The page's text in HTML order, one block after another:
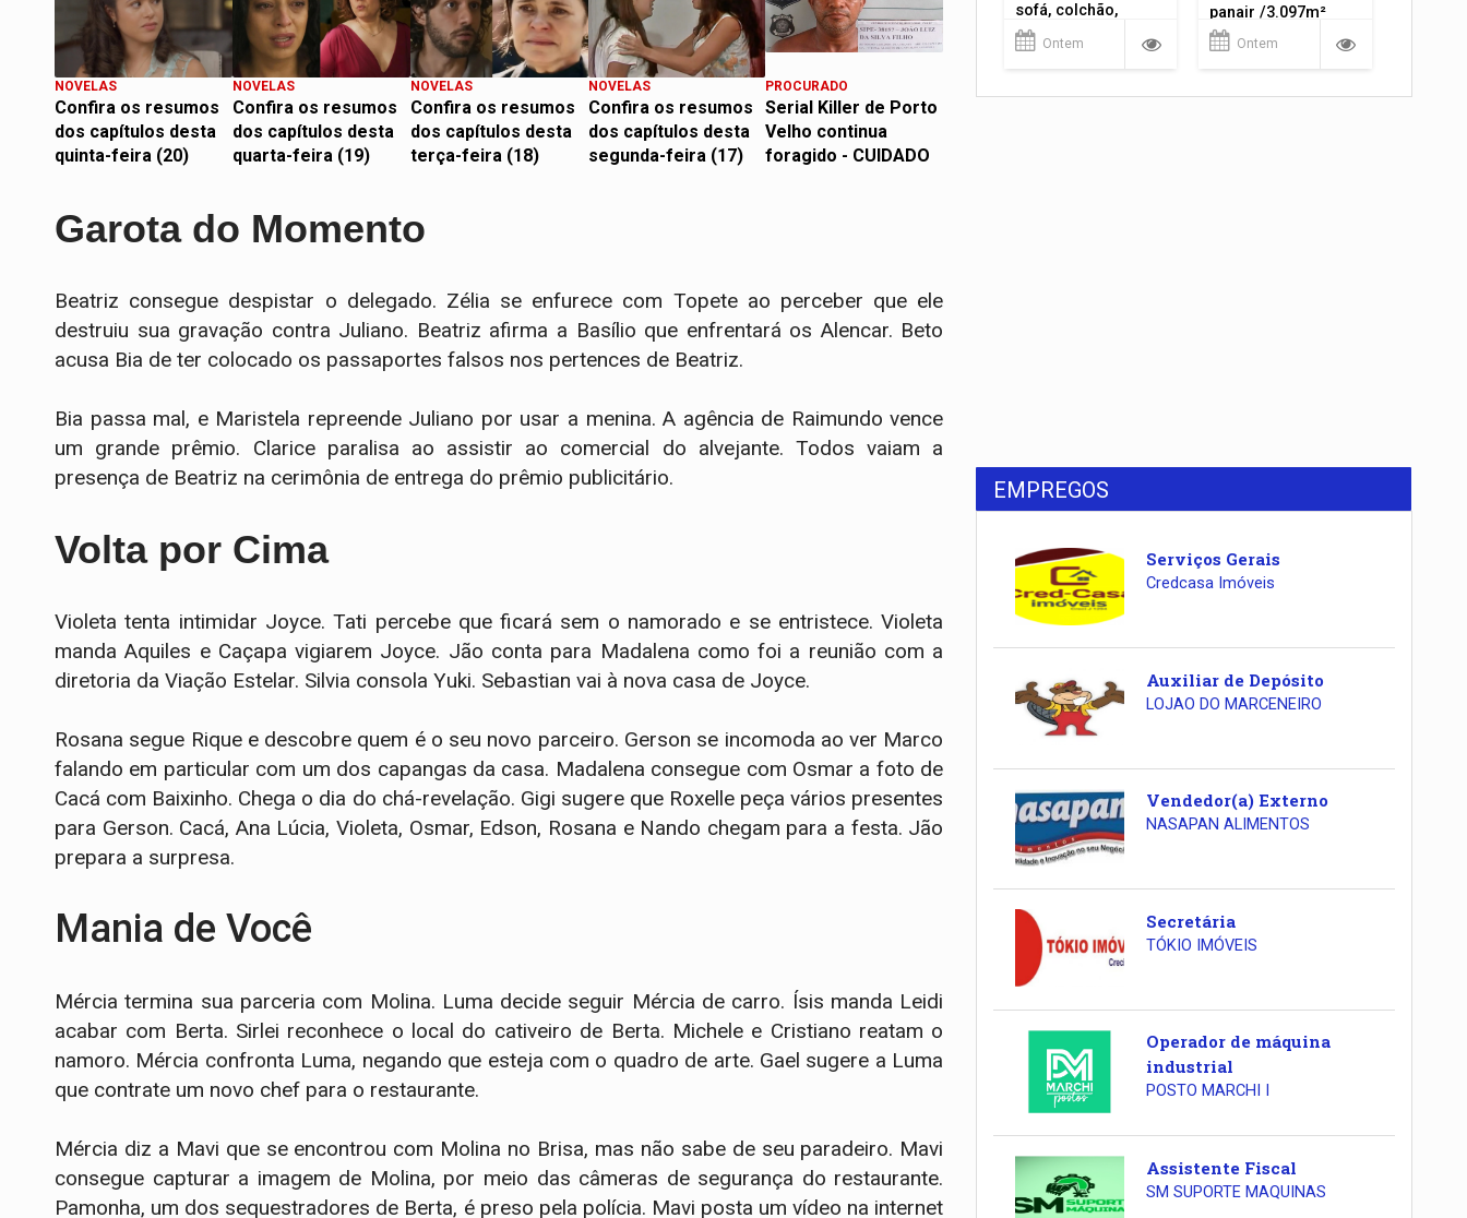
NOVELAS
Confira os resumos
dos capítulos desta
quinta-feira (20)
NOVELAS
Confira os resumos
dos capítulos desta
quarta-feira (19)
NOVELAS
Confira os resumos
dos capítulos desta
terça-feira (18)
NOVELAS
Confira os resumos
dos capítulos desta
segunda-feira (17)
PROCURADO
Serial Killer de Porto
Velho continua
foragido - CUIDADO
Garota do Momento
Beatriz consegue despistar o delegado. Zélia se enfurece com Topete ao perceber que ele
destruiu sua gravação contra Juliano. Beatriz afirma a Basílio que enfrentará os Alencar. Beto
acusa Bia de ter colocado os passaportes falsos nos pertences de Beatriz.
Bia passa mal, e Maristela repreende Juliano por usar a menina. A agência de Raimundo vence
um grande prêmio. Clarice paralisa ao assistir ao comercial do alvejante. Todos vaiam a
presença de Beatriz na cerimônia de entrega do prêmio publicitário.
Volta por Cima
Violeta tenta intimidar Joyce. Tati percebe que ficará sem o namorado e se entristece. Violeta
manda Aquiles e Caçapa vigiarem Joyce. Jão conta para Madalena como foi a reunião com a
diretoria da Viação Estelar. Silvia consola Yuki. Sebastian vai à nova casa de Joyce.
Rosana segue Rique e descobre quem é o seu novo parceiro. Gerson se incomoda ao ver Marco
falando em particular com um dos capangas da casa. Madalena consegue com Osmar a foto de
Cacá com Baixinho. Chega o dia do chá-revelação. Gigi sugere que Roxelle peça vários presentes
para Gerson. Cacá, Ana Lúcia, Violeta, Osmar, Edson, Rosana e Nando chegam para a festa. Jão
prepara a surpresa.
Mania de Você
Mércia termina sua parceria com Molina. Luma decide seguir Mércia de carro. Ísis manda Leidi
acabar com Berta. Sirlei reconhece o local do cativeiro de Berta. Michele e Cristiano reatam o
namoro. Mércia confronta Luma, negando que esteja com o quadro de arte. Gael sugere a Luma
que contrate um novo chef para o restaurante.
Mércia diz a Mavi que se encontrou com Molina no Brisa, mas não sabe de seu paradeiro. Mavi
consegue capturar a imagem de Molina, por meio das câmeras de segurança do restaurante.
Pamonha, um dos sequestradores de Berta, é preso pela polícia. Mavi posta um vídeo na internet
sofá, colchão,
tapetes...
Ontem
panair /3.097m²
Ontem
EMPREGOS
Serviços Gerais
Credcasa Imóveis
Auxiliar de Depósito
LOJAO DO MARCENEIRO
Vendedor(a) Externo
NASAPAN ALIMENTOS
Secretária
TÓKIO IMÓVEIS
Operador de máquina
industrial
POSTO MARCHI I
Assistente Fiscal
SM SUPORTE MAQUINAS